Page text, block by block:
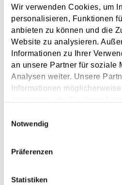
Wir verwenden Cookies, um
personalisieren, Funktionen
anbieten zu können und die
Website zu analysieren.
Informationen zu Ihrer
an unsere Partner für soziale
Analysen weiter. Unsere
Informationen
gesammelt haben.
Notwendig
Präferenzen
Statistiken
Phone
Email address
Sign up to our newsletter and
our products and events. Should
I agree to the use of my personal data